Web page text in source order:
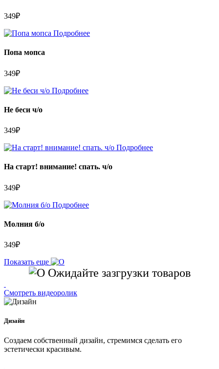
349₽
Подробнее
Попа мопса
349₽
Подробнее
Не беси ч/о
349₽
Подробнее
На старт! внимание! спать. ч/о
349₽
Подробнее
Молния б/о
349₽
Показать еще
Ожидайте зазгрузки товаров
Смотреть видеоролик
Дизайн
Создаем собственный дизайн, стремимся сделать его
эстетически красивым.